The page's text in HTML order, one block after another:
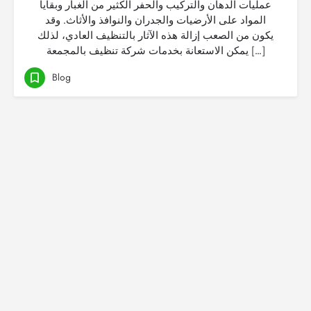
عمليات الدهان والتركيب والحفر الكثير من الغبار وبقايا
المواد على الأرضيات والجدران والنوافذ والأثاث. وقد
يكون من الصعب إزالة هذه الآثار بالتنظيف العادي، لذلك
يمكن الاستعانة بخدمات شركة تنظيف بالمجمعة […]
Blog